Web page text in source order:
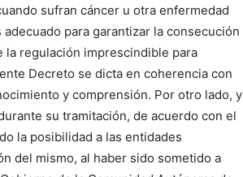
sufran cáncer u otra enfermedad
para garantizar la consecución
regulación imprescindible para
Decreto se dicta en coherencia con
y comprensión. Por otro lado, y
su tramitación, de acuerdo con el
la posibilidad a las entidades
del mismo, al haber sido sometido a